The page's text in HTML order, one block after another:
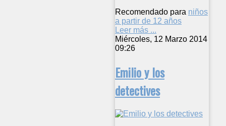
Recomendado para niños
a partir de 12 años
Leer más ...
Miércoles, 12 Marzo 2014
09:26
Emilio y los
detectives